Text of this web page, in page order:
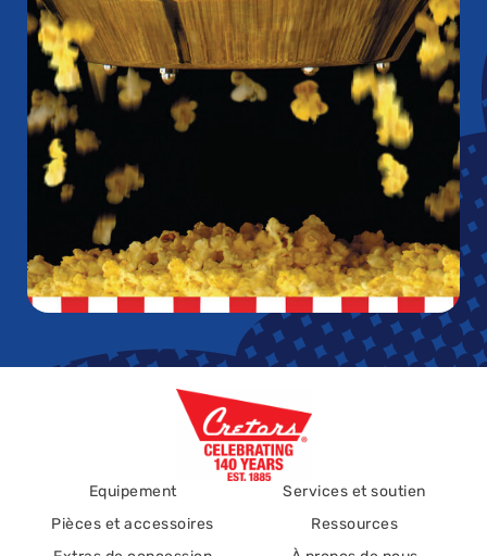
Equipement
Pièces et accessoires
Services et soutien
Ressources